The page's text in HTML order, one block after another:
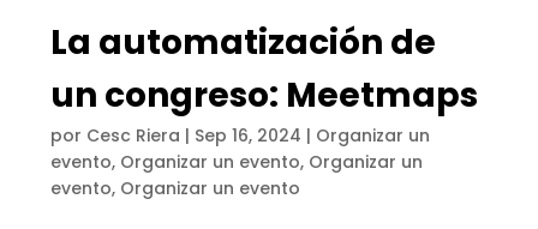
La automatización de
un congreso: Meetmaps
por Cesc Riera | Sep 16, 2024 | Organizar un
evento, Organizar un evento, Organizar un
evento, Organizar un evento